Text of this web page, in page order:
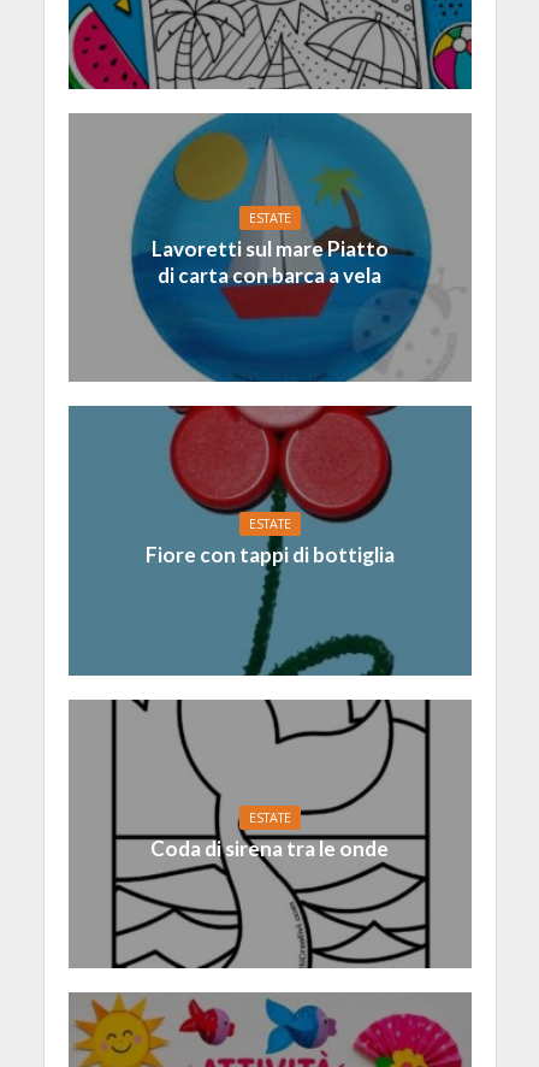
ESTATE
Lavoretti sul mare Piatto
di carta con barca a vela
ESTATE
Fiore con tappi di bottiglia
ESTATE
Coda di sirena tra le onde